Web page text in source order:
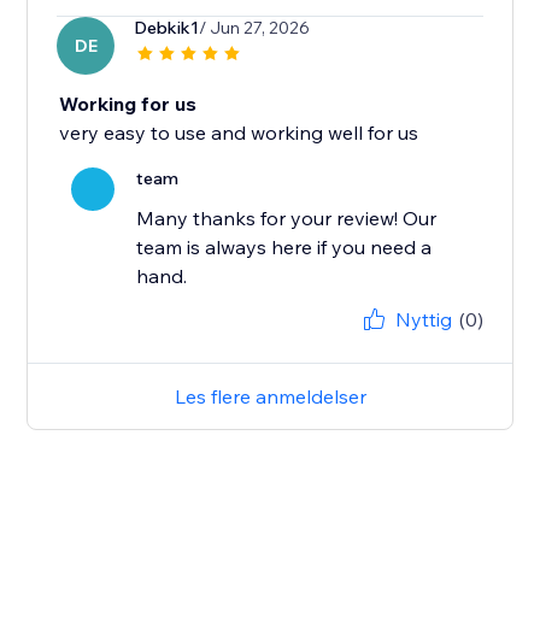
DE
Debkik1/ Jun 27, 2026
Working for us
very easy to use and working well for us
team
Many thanks for your review! Our
team is always here if you need a
hand.
Nyttig (0)
Les flere anmeldelser